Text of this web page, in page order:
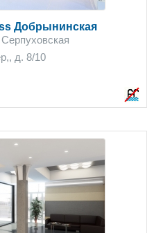
Добрынинская
д. 8/10